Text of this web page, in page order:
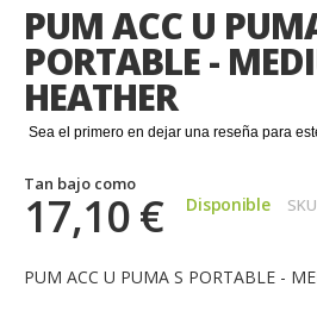
PUM ACC U
PORTABLE -
HEATHER
Sea el primero en dejar una reseña para
Tan bajo como
17,10 € Disponible SKU
PUM ACC U PUMA S PORTABLE -
de
la
galería
de
imágenes